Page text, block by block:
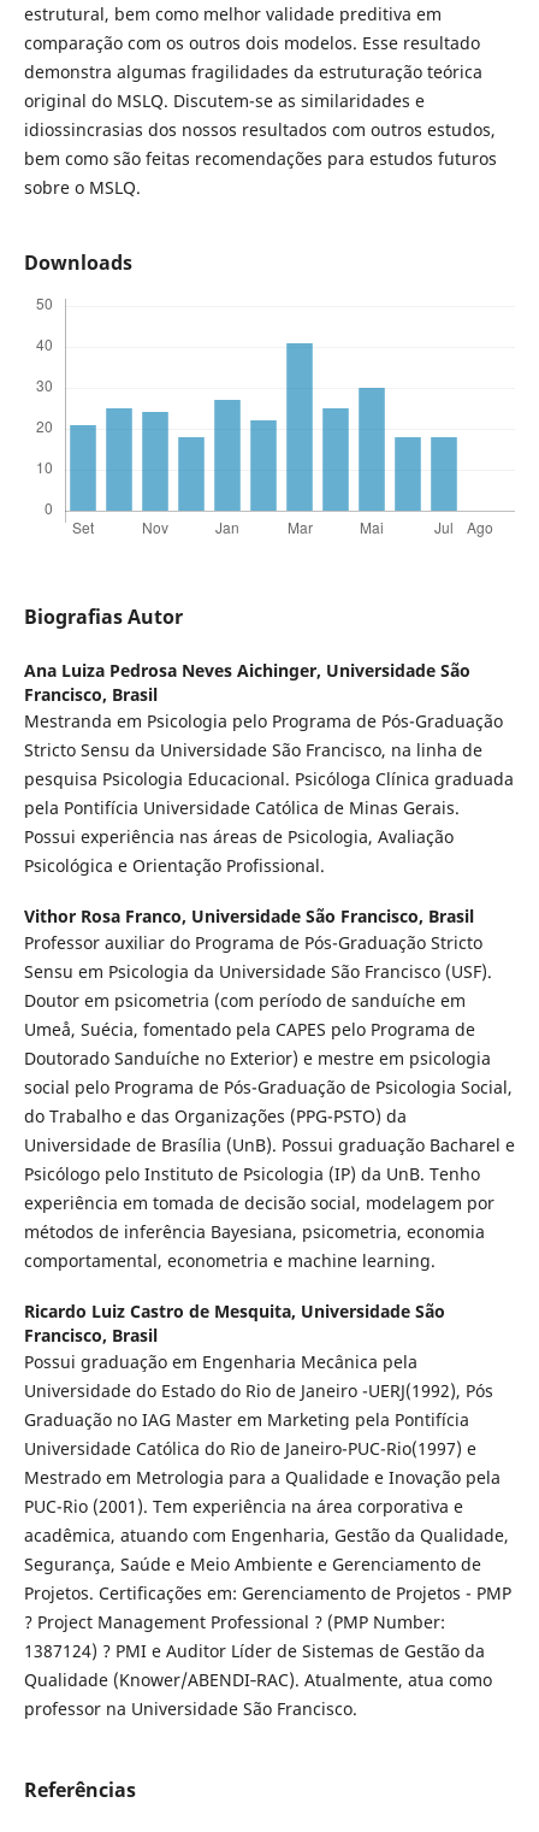
estrutural, bem como melhor validade preditiva em
comparação com os outros dois modelos. Esse resultado
demonstra algumas fragilidades da estruturação teórica
original do MSLQ. Discutem-se as similaridades e
idiossincrasias dos nossos resultados com outros estudos,
bem como são feitas recomendações para estudos futuros
sobre o MSLQ.
Downloads
Biografias Autor
Ana Luiza Pedrosa Neves Aichinger, Universidade São
Francisco, Brasil
Mestranda em Psicologia pelo Programa de Pós-Graduação
Stricto Sensu da Universidade São Francisco, na linha de
pesquisa Psicologia Educacional. Psicóloga Clínica graduada
pela Pontifícia Universidade Católica de Minas Gerais.
Possui experiência nas áreas de Psicologia, Avaliação
Psicológica e Orientação Profissional.
Vithor Rosa Franco, Universidade São Francisco, Brasil
Professor auxiliar do Programa de Pós-Graduação Stricto
Sensu em Psicologia da Universidade São Francisco (USF).
Doutor em psicometria (com período de sanduíche em
Umeå, Suécia, fomentado pela CAPES pelo Programa de
Doutorado Sanduíche no Exterior) e mestre em psicologia
social pelo Programa de Pós-Graduação de Psicologia Social,
do Trabalho e das Organizações (PPG-PSTO) da
Universidade de Brasília (UnB). Possui graduação Bacharel e
Psicólogo pelo Instituto de Psicologia (IP) da UnB. Tenho
experiência em tomada de decisão social, modelagem por
métodos de inferência Bayesiana, psicometria, economia
comportamental, econometria e machine learning.
Ricardo Luiz Castro de Mesquita, Universidade São
Francisco, Brasil
Possui graduação em Engenharia Mecânica pela
Universidade do Estado do Rio de Janeiro -UERJ(1992), Pós
Graduação no IAG Master em Marketing pela Pontifícia
Universidade Católica do Rio de Janeiro-PUC-Rio(1997) e
Mestrado em Metrologia para a Qualidade e Inovação pela
PUC-Rio (2001). Tem experiência na área corporativa e
acadêmica, atuando com Engenharia, Gestão da Qualidade,
Segurança, Saúde e Meio Ambiente e Gerenciamento de
Projetos. Certificações em: Gerenciamento de Projetos - PMP
? Project Management Professional ? (PMP Number:
1387124) ? PMI e Auditor Líder de Sistemas de Gestão da
Qualidade (Knower/ABENDI‐RAC). Atualmente, atua como
professor na Universidade São Francisco.
Referências